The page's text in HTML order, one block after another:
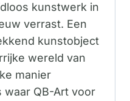
kunstwerk in
verrast. Een
kunstobject
wereld van
manier
QB-Art voor